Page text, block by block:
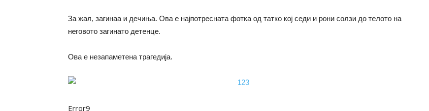
За жал, загинаа и дечиња. Ова е најпотресната фотка од татко кој седи и рони солзи до телото на
неговото загинато детенце.
Ова е незапаметена трагедија.
Error9